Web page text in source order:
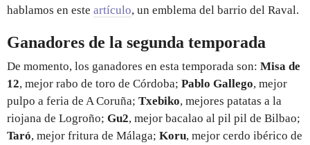
hablamos en este artículo, un emblema del barrio del Raval.
Ganadores de la segunda temporada
De momento, los ganadores en esta temporada son: Misa de
12, mejor rabo de toro de Córdoba; Pablo Gallego, mejor
pulpo a feria de A Coruña; Txebiko, mejores patatas a la
riojana de Logroño; Gu2, mejor bacalao al pil pil de Bilbao;
Taró, mejor fritura de Málaga; Koru, mejor cerdo ibérico de